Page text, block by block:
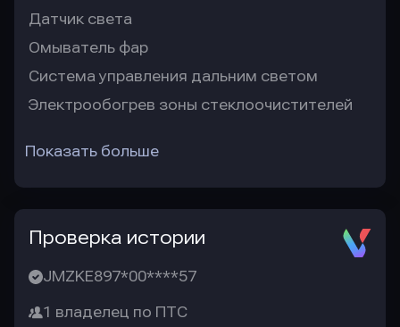
Датчик света
Омыватель фар
Система управления дальним светом
Электрообогрев зоны стеклоочистителей
Показать больше
Проверка истории
JMZKE897*00****57
1 владелец по ПТС